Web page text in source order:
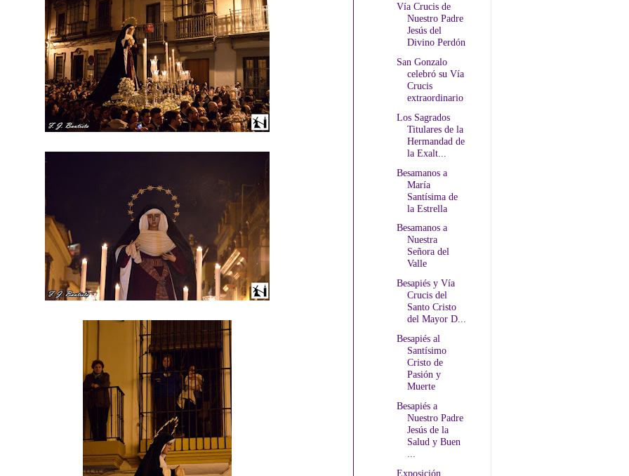
Vía Crucis de
Nuestro Padre
Jesús del
Divino Perdón
San Gonzalo
celebró su Vía
Crucis
extraordinario
Los Sagrados
Titulares de la
Hermandad de
la Exalt...
Besamanos a
María
Santísima de
la Estrella
Besamanos a
Nuestra
Señora del
Valle
Besapiés y Vía
Crucis del
Santo Cristo
del Mayor D...
Besapiés al
Santísimo
Cristo de
Pasión y
Muerte
Besapiés a
Nuestro Padre
Jesús de la
Salud y Buen
Exposición